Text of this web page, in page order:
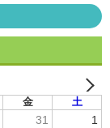
金 土
31 1